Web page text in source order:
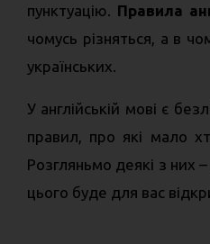
пунктуацію. Правила
чомусь різняться, а в
українських.
У англійській мові є
правил, про які мало
Розгляньмо деякі з них
цього буде для вас